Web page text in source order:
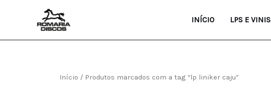
conteúdo
INÍCIO LPS E VINIS
Início / Produtos marcados com a tag “lp liniker caju”